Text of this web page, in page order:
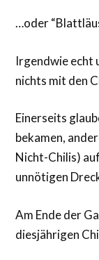
…oder
Irgendwie echt
nichts mit den
Einerseits
bekamen,
Nicht-Chilis)
unnötigen
Am Ende der
diesjährigen